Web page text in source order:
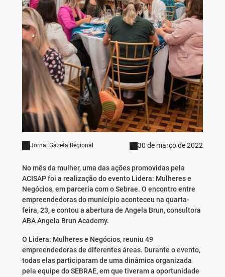
Jornal Gazeta Regional 30 de março de 2022
No mês da mulher, uma das ações promovidas pela
ACISAP foi a realização do evento Lidera: Mulheres e
Negócios, em parceria com o Sebrae. O encontro entre
empreendedoras do município aconteceu na quarta-
feira, 23, e contou a abertura de Angela Brun, consultora
ABA Angela Brun Academy.
O Lidera: Mulheres e Negócios, reuniu 49
empreendedoras de diferentes áreas. Durante o evento,
todas elas participaram de uma dinâmica organizada
pela equipe do SEBRAE, em que tiveram a oportunidade